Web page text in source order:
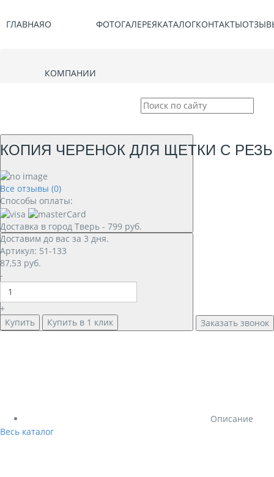
ГЛАВНАЯО
КОМПАНИИ
ФОТОГАЛЕРЕЯКАТАЛОГКОНТАКТЫ
Заказать звонок
Весь каталог
КОПИЯ ЧЕРЕНОК ДЛЯ ЩЕТКИ С
Все отзывы (0)
Способы оплаты:
Доставка в город Тверь - 799 руб.
Доставим до вас за 3 дня.
Артикул: 51-133
87,53 руб.
-
+
Купить
Купить в 1 клик
Описание